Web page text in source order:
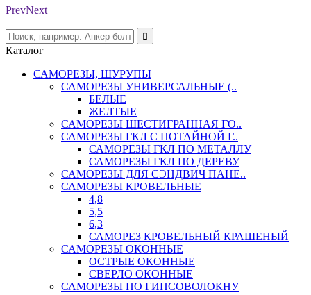
PrevNext
Каталог
САМОРЕЗЫ, ШУРУПЫ
САМОРЕЗЫ УНИВЕРСАЛЬНЫЕ (..
БЕЛЫЕ
ЖЕЛТЫЕ
САМОРЕЗЫ ШЕСТИГРАННАЯ ГО..
САМОРЕЗЫ ГКЛ С ПОТАЙНОЙ Г..
САМОРЕЗЫ ГКЛ ПО МЕТАЛЛУ
САМОРЕЗЫ ГКЛ ПО ДЕРЕВУ
САМОРЕЗЫ ДЛЯ СЭНДВИЧ ПАНЕ..
САМОРЕЗЫ КРОВЕЛЬНЫЕ
4,8
5,5
6,3
САМОРЕЗ КРОВЕЛЬНЫЙ КРАШЕНЫЙ
САМОРЕЗЫ ОКОННЫЕ
ОСТРЫЕ ОКОННЫЕ
СВЕРЛО ОКОННЫЕ
САМОРЕЗЫ ПО ГИПСОВОЛОКНУ